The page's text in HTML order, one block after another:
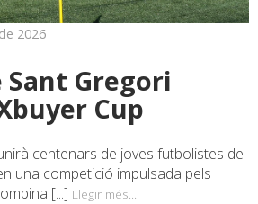
2026
Sant Gregori
Cup
centenars de joves futbolistes de
una competició impulsada pels
[...] Llegir més...